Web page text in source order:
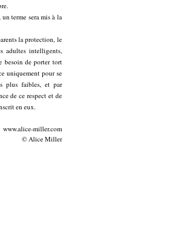
terme sera mis à la
la protection, le
adultes intelligents,
besoin de porter tort
uniquement pour se
plus faibles, et par
de ce respect et de
en eux.
www.alice-miller.com
© Alice Miller